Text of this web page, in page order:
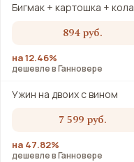
Бигмак + картошка + кола
894 руб.
на 12.46%
дешевле в Ганновере
Ужин на двоих с вином
7 599 руб.
на 47.82%
дешевле в Ганновере